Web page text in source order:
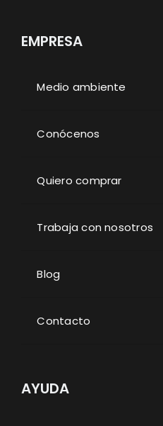
EMPRESA
Medio ambiente
Conócenos
Quiero comprar
Trabaja con nosotros
Blog
Contacto
AYUDA